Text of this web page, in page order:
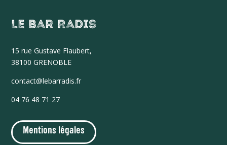
Le Bar Radis
15 rue Gustave Flaubert,
38100 GRENOBLE
contact@lebarradis.fr
04 76 48 71 27
Mentions légales